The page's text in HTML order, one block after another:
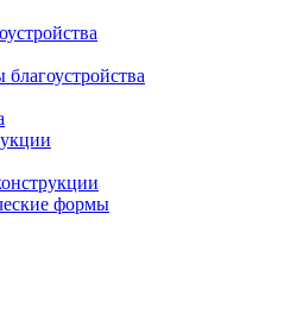
формы